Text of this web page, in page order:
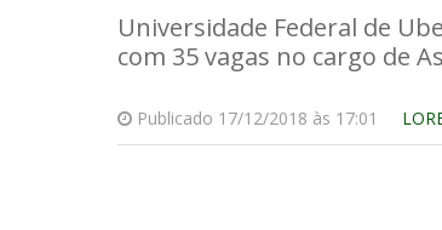
Universidade Federal de
com 35 vagas no cargo de
Publicado 17/12/2018 às 17:01